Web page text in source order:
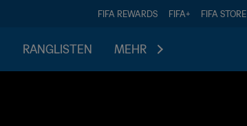
FIFA REWARDS FIFA+ FIFA STORE
RANGLISTEN MEHR